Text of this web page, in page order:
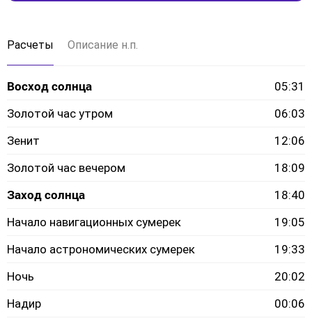
Расчеты Описание н.п.
Восход солнца
05:31
Золотой час утром
06:03
Зенит
12:06
Золотой час вечером
18:09
Заход солнца
18:40
Начало навигационных сумерек
19:05
Начало астрономических сумерек
19:33
Ночь
20:02
Надир
00:06